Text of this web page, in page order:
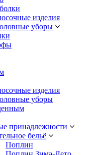
изделия
уборы
изделия
уборы
принадлежности
бельё
Поплин